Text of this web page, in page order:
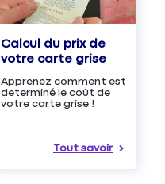
Calcul du prix de
votre carte grise
Apprenez comment est
determiné le coût de
votre carte grise !
Tout savoir